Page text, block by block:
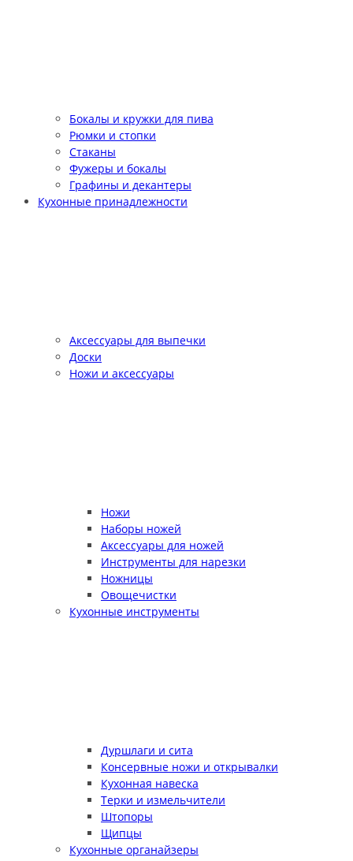
Бокалы и кружки для пива
Рюмки и стопки
Стаканы
Фужеры и бокалы
Графины и декантеры
Кухонные принадлежности
Аксессуары для выпечки
Доски
Ножи и аксессуары
Ножи
Наборы ножей
Аксессуары для ножей
Инструменты для нарезки
Ножницы
Овощечистки
Кухонные инструменты
Дуршлаги и сита
Консервные ножи и открывалки
Кухонная навеска
Терки и измельчители
Штопоры
Щипцы
Кухонные органайзеры